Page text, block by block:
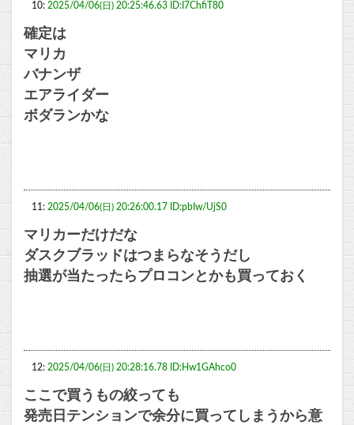
10: 2025/04/06(日) 20:25:46.63 ID:I7ChfiT80
確定は
マリカ
バナンザ
エアライダー
ボダランかな
11: 2025/04/06(日) 20:26:00.17 ID:pbIw/UjS0
マリカーだけだな
ダスクブラッドはつまらなそうだし
抽選が当たったらプロコンとかも買っておく
12: 2025/04/06(日) 20:28:16.78 ID:Hw1GAhco0
ここで買うもの絞っても
発売日テンションで余分に買ってしまうから意